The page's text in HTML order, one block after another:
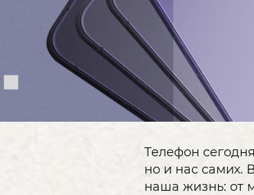
Телефон
но и нас самих.
наша жизнь: от